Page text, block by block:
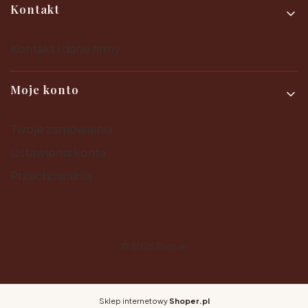
Kontakt
Moje konto
Sklep internetowy Shoper.pl